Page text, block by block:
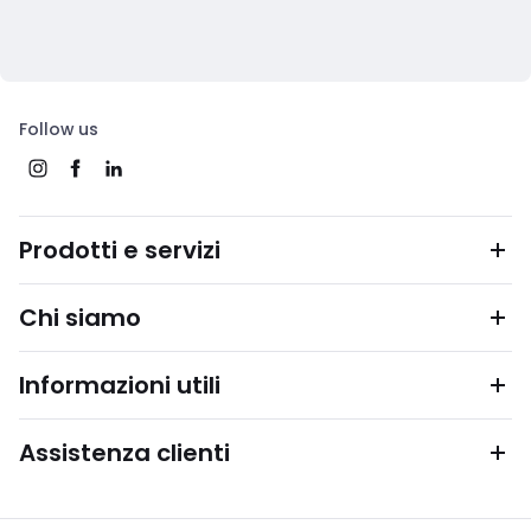
Follow us
Prodotti e servizi
Chi siamo
Informazioni utili
Assistenza clienti